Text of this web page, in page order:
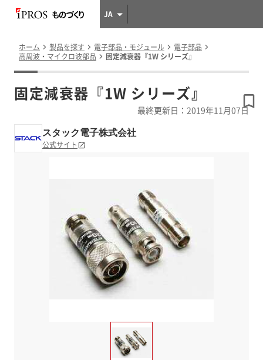
JA
ホーム 製品を探す 電子部品・モジュール
電子部品
高周波・マイクロ波部品
固定減衰器『1W シリーズ』
固定減衰器『1W シリーズ』
最終更新日：2019年11月07日
スタック電子株式会社
公式サイト